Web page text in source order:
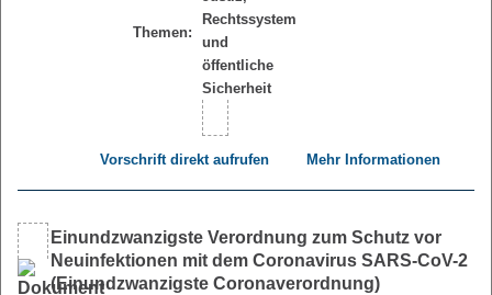
Themen:
Vorschrift direkt aufrufen Mehr Informationen
Einundzwanzigste Verordnung zum Schutz vor
Neuinfektionen mit dem Coronavirus SARS-CoV-2
(Einundzwanzigste Coronaverordnung)